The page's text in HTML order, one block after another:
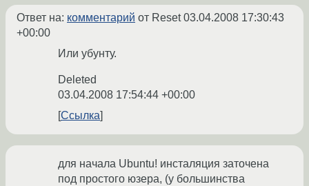
Ответ на: комментарий от Reset03.04.2008 17:30:43
+00:00
Или убунту.
Deleted
03.04.2008 17:54:44 +00:00
Ссылка
для начала Ubuntu! инсталяция заточена
под простого юзера, (у большинства